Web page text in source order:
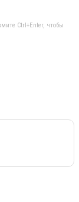
Ctrl+Enter, чтобы